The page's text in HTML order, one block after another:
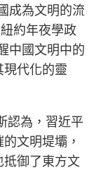
成為文明的流
約年夜學政
中國文明中的
代化的靈
認為，習近平
文明堤壩，
抵御了東方文